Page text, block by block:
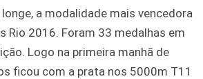
a modalidade mais vencedora
Rio 2016. Foram 33 medalhas em
Logo na primeira manhã de
ficou com a prata nos 5000m T11